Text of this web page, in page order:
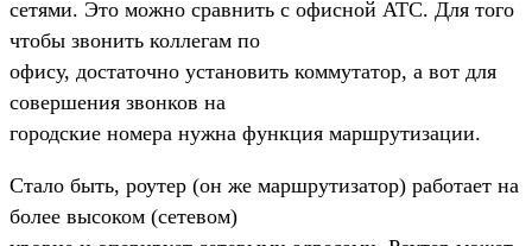
сетями. Это можно сравнить с офисной АТС. Для того
чтобы звонить коллегам по
офису, достаточно установить коммутатор, а вот для
совершения звонков на
городские номера нужна функция маршрутизации.
Стало быть, роутер (он же маршрутизатор) работает на
более высоком (сетевом)